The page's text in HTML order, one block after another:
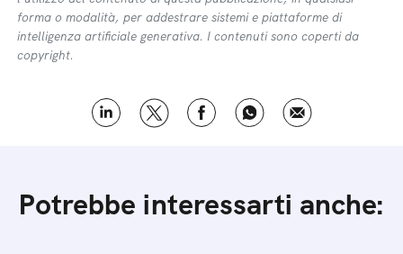
forma o modalità, per addestrare sistemi e piattaforme di
intelligenza artificiale generativa. I contenuti sono coperti da
copyright.
Potrebbe interessarti anche: